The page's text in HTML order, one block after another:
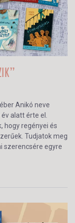
Anikó neve
alatt érte el.
hogy regényei és
Tudjatok meg
szerencsére egyre